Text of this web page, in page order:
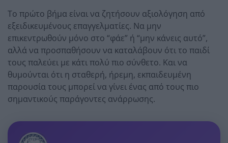
Το πρώτο βήμα είναι να ζητήσουν αξιολόγηση από
εξειδικευμένους επαγγελματίες. Να μην
επικεντρωθούν μόνο στο “φάε” ή “μην κάνεις αυτό”,
αλλά να προσπαθήσουν να καταλάβουν ότι το παιδί
τους παλεύει με κάτι πολύ πιο σύνθετο. Και να
θυμούνται ότι η σταθερή, ήρεμη, εκπαιδευμένη
παρουσία τους μπορεί να γίνει ένας από τους πιο
σημαντικούς παράγοντες ανάρρωσης.